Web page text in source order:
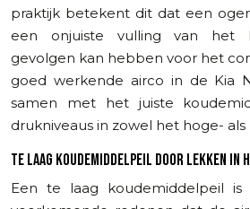
praktijk betekent dit dat een
een onjuiste vulling van het
gevolgen kan hebben voor het
goed werkende airco in de Kia
samen met het juiste
drukniveaus in zowel het hoge-
TE LAAG KOUDEMIDDELPEIL DOOR LEKKEN IN
Een te laag koudemiddelpeil